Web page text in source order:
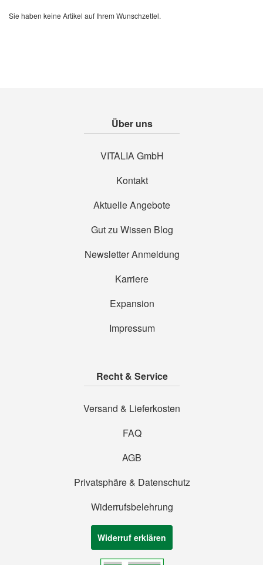
Sie haben keine Artikel auf Ihrem Wunschzettel.
Über uns
VITALIA GmbH
Kontakt
Aktuelle Angebote
Gut zu Wissen Blog
Newsletter Anmeldung
Karriere
Expansion
Impressum
Recht & Service
Versand & Lieferkosten
FAQ
AGB
Privatsphäre & Datenschutz
Widerrufsbelehrung
Widerruf erklären